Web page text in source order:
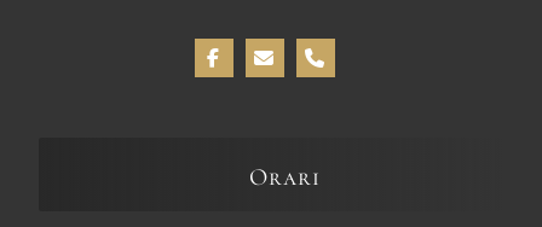
Orari